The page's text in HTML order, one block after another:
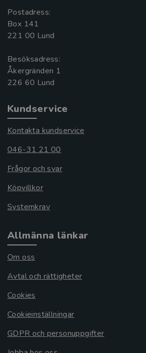
Postadress:
Box 141
221 00 Lund
Besöksadress:
Åkergränden 1
Kundservice
Kontakta kundservice
046-31 21 00
Frågor och svar
Köpvillkor
Systemkrav
Allmänna länkar
Om oss
Avtal och rättigheter
Cookies
Cookieinställningar
GDPR och personuppgifter